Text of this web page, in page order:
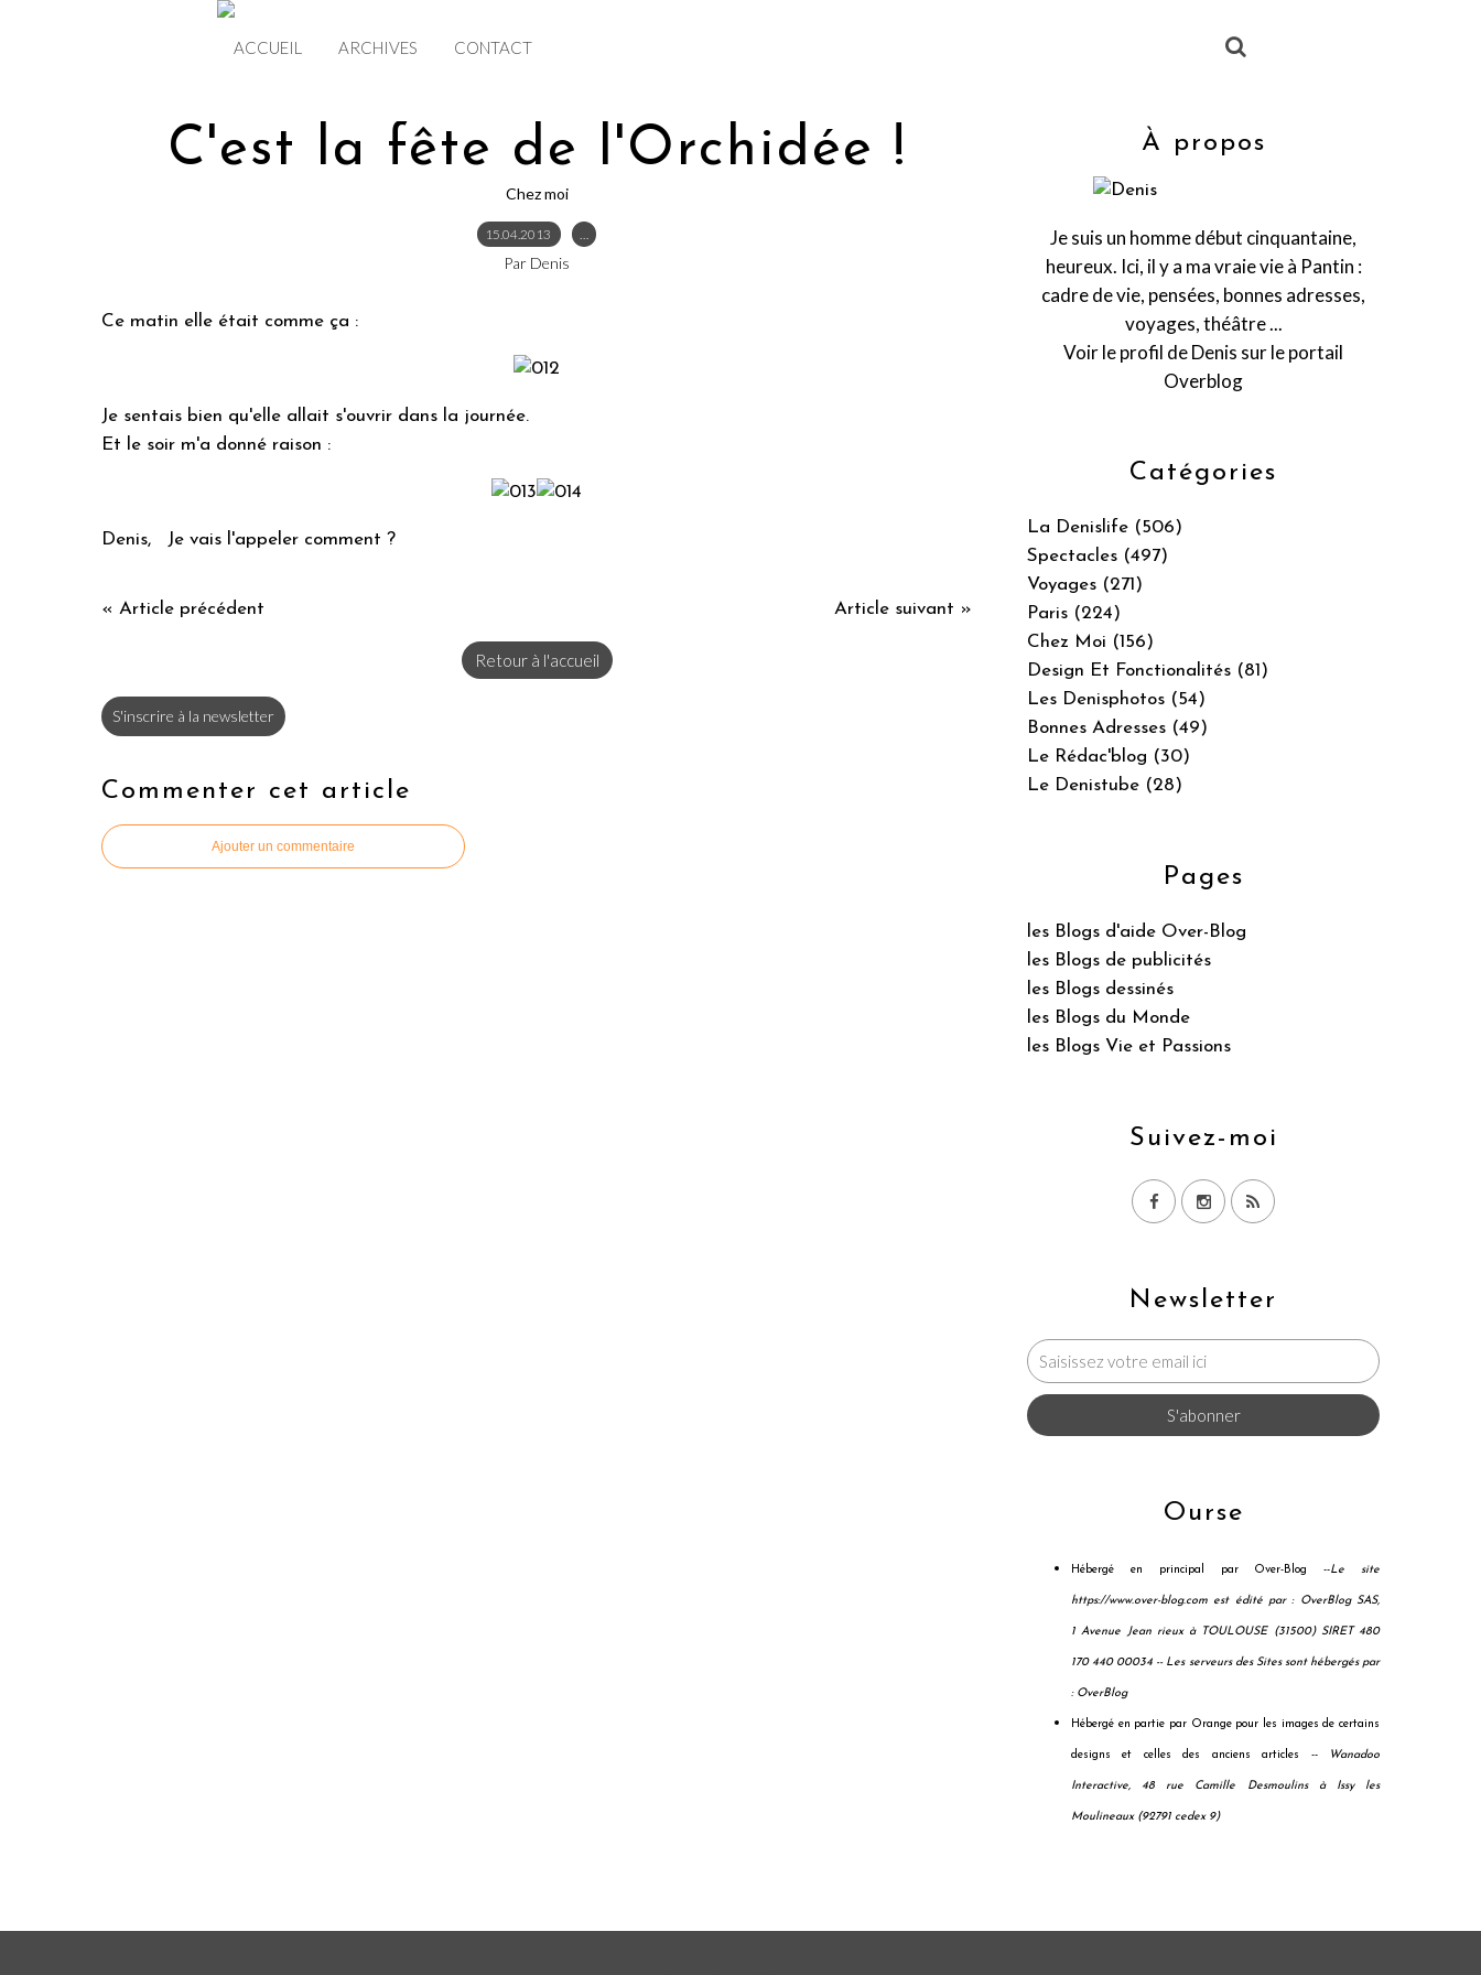
ACCUEIL ARCHIVES CONTACT
C'est la fête de l'Orchidée !
Chez moi
15.04.2013 …
Par Denis
Ce matin elle était comme ça :
Je sentais bien qu'elle allait s'ouvrir dans la journée.
Et le soir m'a donné raison :
Denis, Je vais l'appeler comment ?
« Article précédent Article suivant »
Retour à l'accueil
S'inscrire à la newsletter
Commenter cet article
Ajouter un commentaire
Newsletter
Catégories
La Denislife (506)
Spectacles (497)
Voyages (271)
Paris (224)
Chez Moi (156)
Design Et Fonctionalités (81)
Les Denisphotos (54)
Bonnes Adresses (49)
Le Rédac'blog (30)
Le Denistube (28)
Pages
les Blogs d'aide Over-Blog
les Blogs de publicités
les Blogs dessinés
les Blogs du Monde
les Blogs Vie et Passions
Suivez-moi
À propos
Je suis un homme début cinquantaine,
heureux. Ici, il y a ma vraie vie à Pantin :
cadre de vie, pensées, bonnes adresses,
voyages, théâtre ...
Voir le profil deDenis sur le portail
Overblog
Ourse
Hébergé en principal par Over-Blog --Le site
https://www.over-blog.com est édité par : OverBlog SAS,
1 Avenue Jean rieux à TOULOUSE (31500) SIRET 480
170 440 00034 -- Les serveurs des Sites sont hébergés par
: OverBlog
Hébergé en partie par Orange pour les images de certains
designs et celles des anciens articles -- Wanadoo
Interactive, 48 rue Camille Desmoulins à Issy les
Moulineaux (92791 cedex 9)